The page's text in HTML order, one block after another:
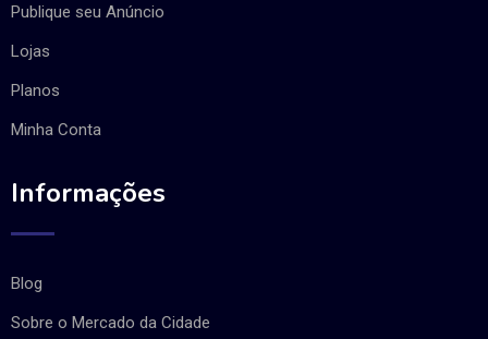
Publique seu Anúncio
Lojas
Planos
Minha Conta
Informações
Blog
Sobre o Mercado da Cidade